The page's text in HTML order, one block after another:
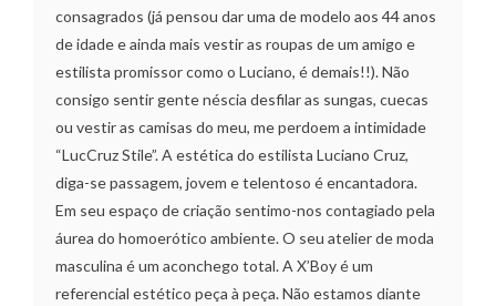
consagrados (já pensou dar uma de modelo aos 44 anos
de idade e ainda mais vestir as roupas de um amigo e
estilista promissor como o Luciano, é demais!!). Não
consigo sentir gente néscia desfilar as sungas, cuecas
ou vestir as camisas do meu, me perdoem a intimidade
“LucCruz Stile”. A estética do estilista Luciano Cruz,
diga-se passagem, jovem e telentoso é encantadora.
Em seu espaço de criação sentimo-nos contagiado pela
áurea do homoerótico ambiente. O seu atelier de moda
masculina é um aconchego total. A X’Boy é um
referencial estético peça à peça. Não estamos diante